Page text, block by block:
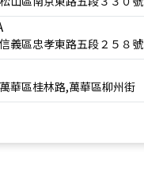
義區忠孝東路五段２５８號
華區桂林路,萬華區柳州街